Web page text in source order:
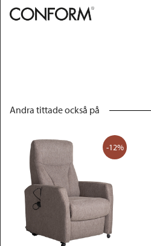
Andra tittade också på
-12%